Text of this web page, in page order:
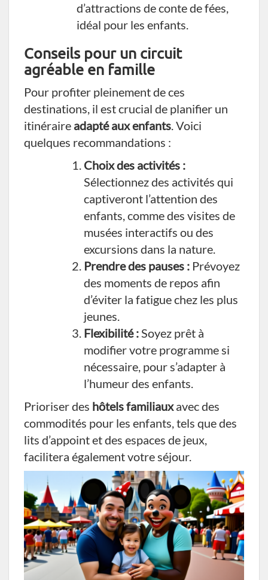
d’attractions de conte de fées,
idéal pour les enfants.
Conseils pour un circuit
agréable en famille
Pour profiter pleinement de ces
destinations, il est crucial de planifier un
itinéraire adapté aux enfants. Voici
quelques recommandations :
Choix des activités :
Sélectionnez des activités qui
captiveront l’attention des
enfants, comme des visites de
musées interactifs ou des
excursions dans la nature.
Prendre des pauses : Prévoyez
des moments de repos afin
d’éviter la fatigue chez les plus
jeunes.
Flexibilité :Soyez prêt à
modifier votre programme si
nécessaire, pour s’adapter à
l’humeur des enfants.
Prioriser des hôtels familiauxavec des
commodités pour les enfants, tels que des
lits d’appoint et des espaces de jeux,
facilitera également votre séjour.